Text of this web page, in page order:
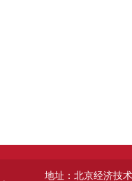
地址：北京经济技